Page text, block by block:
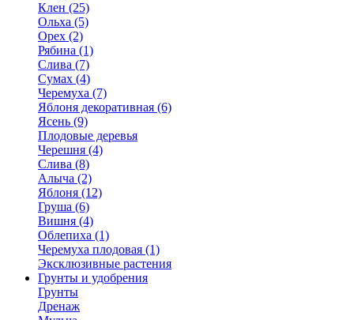
Клен (25)
Ольха (5)
Орех (2)
Рябина (1)
Слива (7)
Сумах (4)
Черемуха (7)
Яблоня декоративная (6)
Ясень (9)
Плодовые деревья
Черешня (4)
Слива (8)
Алыча (2)
Яблоня (12)
Груша (6)
Вишня (4)
Облепиха (1)
Черемуха плодовая (1)
Эксклюзивные растения
Грунты и удобрения
Грунты
Дренаж